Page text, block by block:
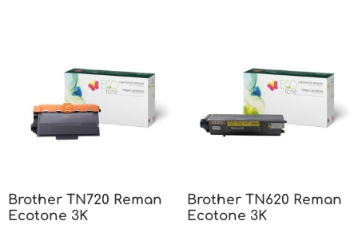
Brother TN720 Reman
Ecotone 3K
Brother TN620 Reman
Ecotone 3K